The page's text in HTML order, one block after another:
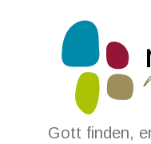
Gott finden,